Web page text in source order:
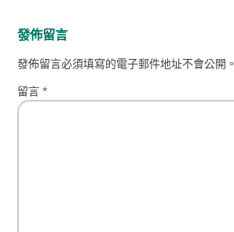
發佈留言
發佈留言必須填寫的電子郵件地址不會公開。
留言*